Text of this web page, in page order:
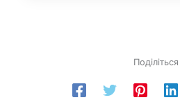
Поділіться